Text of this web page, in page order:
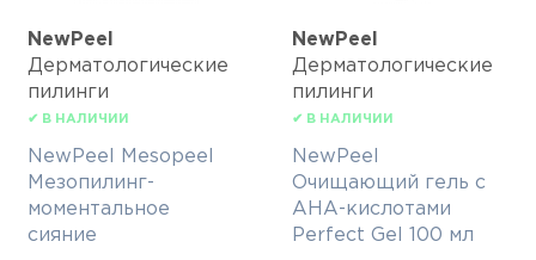
NewPeel
Дерматологические
пилинги
✔ В НАЛИЧИИ
NewPeel Mesopeel
Мезопилинг-
моментальное
сияние
NewPeel
Дерматологические
пилинги
✔ В НАЛИЧИИ
NewPeel
Очищающий гель с
АНА-кислотами
Perfect Gel 100 мл